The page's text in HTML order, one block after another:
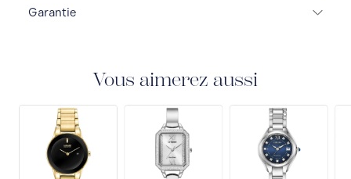
Garantie
garantie de 5 ans qui couvre la réparation de tout
Vous aimerez aussi